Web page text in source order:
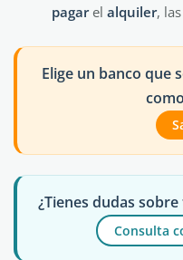
pagarel alquiler, las
Elige un banco que
¿Tienes dudas
Consulta